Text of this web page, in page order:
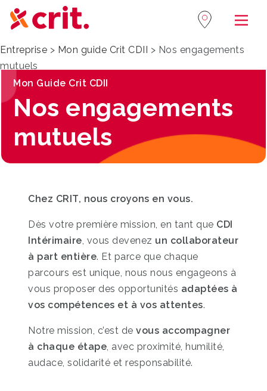
Entreprise > Mon guide Crit CDII > Nos engagements
mutuels
Mon Guide Crit CDII
Nos engagements
mutuels
Chez CRIT, nous croyons en vous.
Dès votre première mission, en tant que CDI
Intérimaire, vous devenez un collaborateur
à part entière. Et parce que chaque
parcours est unique, nous nous engageons à
vous proposer des opportunités adaptées à
vos compétences et à vos attentes.
Notre mission, c’est devous accompagner
à chaque étape, avec proximité, humilité,
audace, solidarité et responsabilité.